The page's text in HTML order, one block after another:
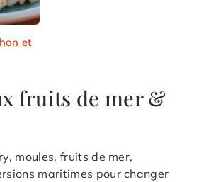
et
fruits de mer &
moules, fruits de mer,
maritimes pour changer